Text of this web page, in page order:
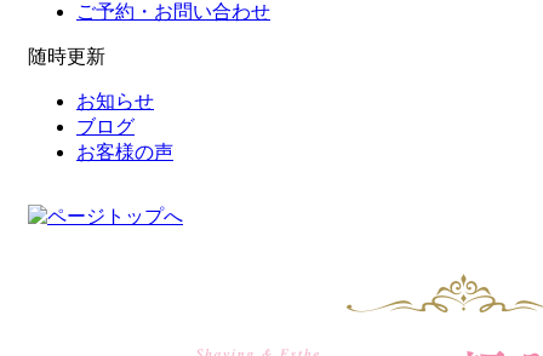
ご予約・お問い合わせ
随時更新
お知らせ
ブログ
お客様の声